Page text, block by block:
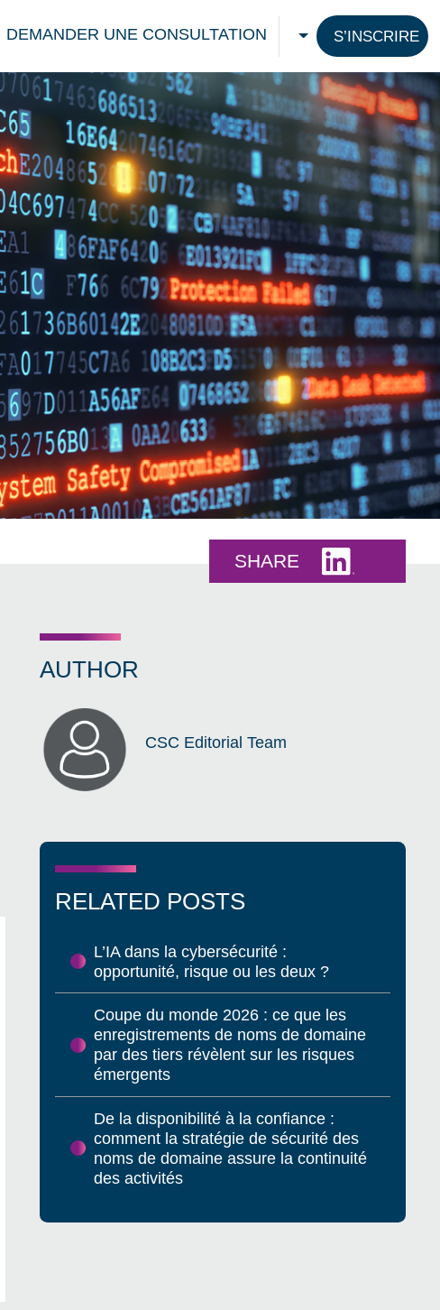
DEMANDER UNE CONSULTATION
CHOOSE A
S’INSCRIRE
SHARE
AUTHOR
CSC Editorial Team
RELATED POSTS
L’IA dans la cybersécurité :
opportunité, risque ou les deux ?
Coupe du monde 2026 : ce que les
enregistrements de noms de domaine
par des tiers révèlent sur les risques
émergents
De la disponibilité à la confiance :
comment la stratégie de sécurité des
noms de domaine assure la continuité
des activités